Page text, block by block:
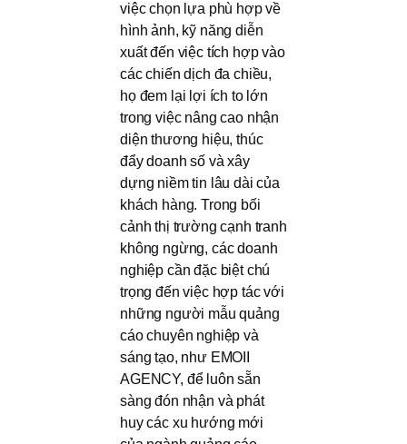
việc chọn lựa phù hợp về
hình ảnh, kỹ năng diễn
xuất đến việc tích hợp vào
các chiến dịch đa chiều,
họ đem lại lợi ích to lớn
trong việc nâng cao nhận
diện thương hiệu, thúc
đẩy doanh số và xây
dựng niềm tin lâu dài của
khách hàng. Trong bối
cảnh thị trường cạnh tranh
không ngừng, các doanh
nghiệp cần đặc biệt chú
trọng đến việc hợp tác với
những người mẫu quảng
cáo chuyên nghiệp và
sáng tạo, như EMOII
AGENCY, để luôn sẵn
sàng đón nhận và phát
huy các xu hướng mới